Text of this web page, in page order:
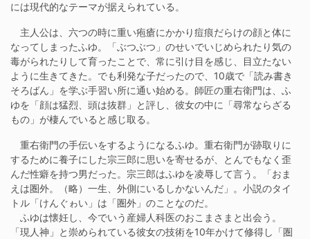
には現代的なテーマが据えられている。
主人公は、六つの時に重い疱瘡にかかり痘痕だらけの顔と体に
なってしまったふゆ。「ぶつぶつ」のせいでいじめられたり気の
毒がられたりして育ったことで、常に引け目を感じ、目立たない
ように生きてきた。でも利発な子だったので、10歳で「読み書き
そろばん」を学ぶ手習い所に通い始める。師匠の重右衛門は、ふ
ゆを「顔は猛烈、頭は抜群」と評し、彼女の中に「尋常ならざる
もの」が棲んでいると感じ取る。
重右衛門の手伝いをするようになるふゆ。重右衛門が跡取りに
するために養子にした宗三郎に思いを寄せるが、とんでもなく歪
んだ性癖を持つ男だった。宗三郎はふゆを凌辱して言う。「おま
えは圏外。（略）一生、外側にいるしかないんだ」。小説のタイ
トル「けんぐゎい」は「圏外」のことなのだ。
ふゆは懐妊し、今でいう産婦人科医のおこまさまと出会う。
「現人神」と崇められている彼女の技術を10年かけて修得し「圏